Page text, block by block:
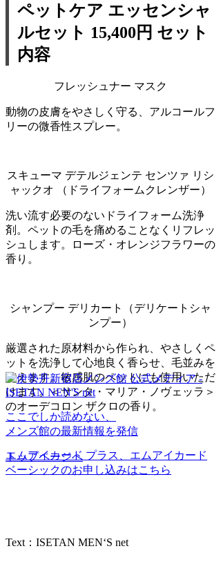
ペットケア エッセンシャ
ルセット 15,400円 セット
内容
フレッシュナー マスク
動物の皮膚をやさしく守る、アルコールフ
リーの微香性スプレー。
スキューマ デテルジェンテ センツァ リシ
ャックオ （ドライフォームクレンザー）
洗い流す必要のないドライフォーム洗浄
剤。ペットの毛を痛めることなくリフレッ
シュします。ローズ・オレンジフラワーの
香り。
シャンプー デリカート（デリケートシャ
ンプー）
厳選された原材料から作られ、やさしくペ
ットを洗浄して心地良く香らせ、毛並みを
整えます。敏感肌のペットにも使用いただ
けます。＜サンタ・マリア・ノヴェッラ＞
のオーデコロン ザクロの香り。
エムアイカード プラス、エムアイカード
ベーシックのお申し込みはこちら
Text：ISETAN MEN‘S net
ここでしか読めない、
メンズ館の最新情報を発信
トップページへ